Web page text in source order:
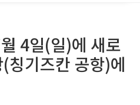
4일(일)에 새로
칭기즈칸 공항)에